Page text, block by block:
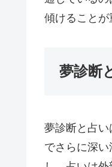
傾けることが
夢診断
夢診断と占
でさらに深